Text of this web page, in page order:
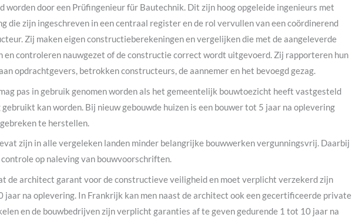
worden door een Prüfingenieur für Bautechnik. Dit zijn hoog opgeleide ingenieurs met
die zijn ingeschreven in een centraal register en de rol vervullen van een coördinerend
Zij maken eigen constructieberekeningen en vergelijken die met de aangeleverde
en controleren nauwgezet of de constructie correct wordt uitgevoerd. Zij rapporteren hun
opdrachtgevers, betrokken constructeurs, de aannemer en het bevoegd gezag.
pas in gebruik genomen worden als het gemeentelijk bouwtoezicht heeft vastgesteld
kan worden. Bij nieuw gebouwde huizen is een bouwer tot 5 jaar na oplevering
te herstellen.
zijn in alle vergeleken landen minder belangrijke bouwwerken vergunningsvrij. Daarbij
op naleving van bouwvoorschriften.
de architect garant voor de constructieve veiligheid en moet verplicht verzekerd zijn
jaar na oplevering. In Frankrijk kan men naast de architect ook een gecertificeerde private
en de bouwbedrijven zijn verplicht garanties af te geven gedurende 1 tot 10 jaar na